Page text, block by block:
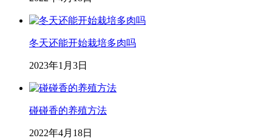
冬天还能开始栽培多肉吗
2023年1月3日
碰碰香的养殖方法
2022年4月18日